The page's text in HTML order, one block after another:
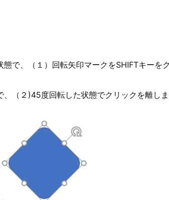
調整できなくなりますのでご注意ください。
で、（１）回転矢印マークをSHIFTキーを